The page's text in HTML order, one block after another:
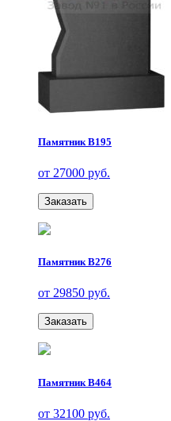
Памятник В195
от 27000 руб.
Заказать
Памятник В276
от 29850 руб.
Заказать
Памятник В464
от 32100 руб.